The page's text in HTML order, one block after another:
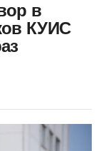
в
КУИС